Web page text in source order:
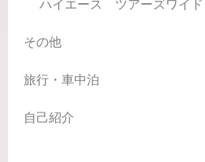
ハイエース ツアーズワイド
その他
旅行・車中泊
自己紹介